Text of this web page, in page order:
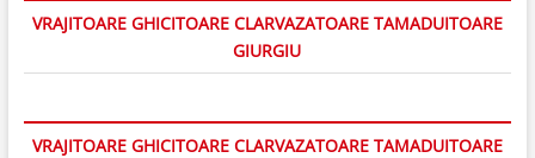
VRAJITOARE GHICITOARE CLARVAZATOARE TAMADUITOARE
GIURGIU
VRAJITOARE GHICITOARE CLARVAZATOARE TAMADUITOARE